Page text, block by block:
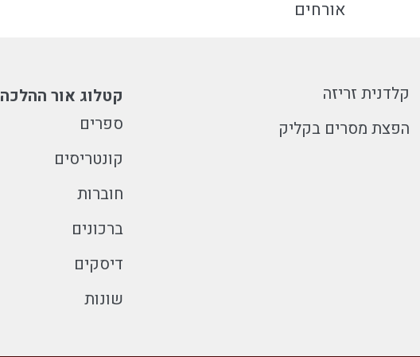
אורחים
קלדנית זריזה
הפצת מסרים בקליק
קטלוג אור ההלכה
ספרים
קונטריסים
חוברות
ברכונים
דיסקים
שונות